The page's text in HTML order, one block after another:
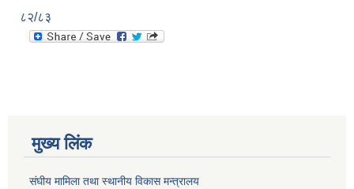
८२/८३
मुख्य लिंक
संघीय मामिला तथा स्थानीय विकास मन्त्रालय